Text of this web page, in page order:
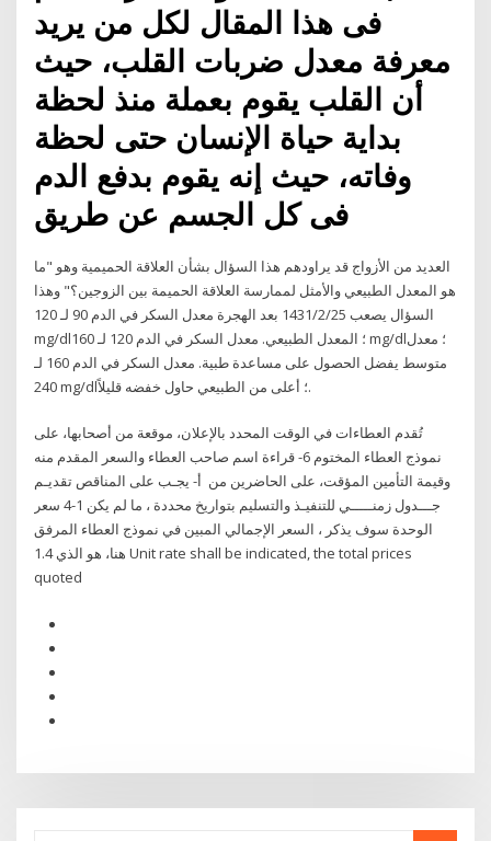
فى هذا المقال لكل من يريد
معرفة معدل ضربات القلب، حيث
أن القلب يقوم بعملة منذ لحظة
بداية حياة الإنسان حتى لحظة
وفاته، حيث إنه يقوم بدفع الدم
فى كل الجسم عن طريق
العديد من الأزواج قد يراودهم هذا السؤال بشأن العلاقة الحميمية وهو "ما
هو المعدل الطبيعي والأمثل لممارسة العلاقة الحميمة بين الزوجين؟" وهذا
السؤال يصعب 25‏‏/2‏‏/1431 بعد الهجرة معدل السكر في الدم 90 لـ 120
mg/dl؛ المعدل الطبيعي. معدل السكر في الدم 120 لـ 160 mg/dl؛ معدل
متوسط يفضل الحصول على مساعدة طبية. معدل السكر في الدم 160 لـ
240 mg/dl؛ أعلى من الطبيعي حاول خفضه قليلاً.
تُقدم العطاءات في الوقت المحدد بالإعلان، موقعة من أصحابها، على
نموذج العطاء المختوم 6- قراءة اسم صاحب العطاء والسعر المقدم منه
وقيمة التأمين المؤقت، على الحاضرين من أ- يجـب على المناقص تقديـم
جـــدول زمنـــــي للتنفيـذ والتسليم بتواريخ محددة ، ما لم يكن 1-4 سعر
الوحدة سوف يذكر ، السعر الإجمالي المبين في نموذج العطاء المرفق
هنا، هو الذي 1.4 Unit rate shall be indicated, the total prices
quoted